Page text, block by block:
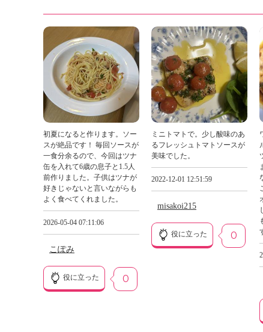
初夏になると作ります。ソー
スが絶品です！ 毎回ソースが
一食分余るので、今回はツナ
缶を入れて6歳の息子と1.5人
前作りました。子供はツナが
好きじゃないと言いながらも
よく食べてくれました。
2026-05-04 07:11:06
こぽみ
役に立った 0
ミニトマトで。少し酸味のあ
るフレッシュトマトソースが
美味でした。
2022-12-01 12:51:59
misakoi215
役に立った 0